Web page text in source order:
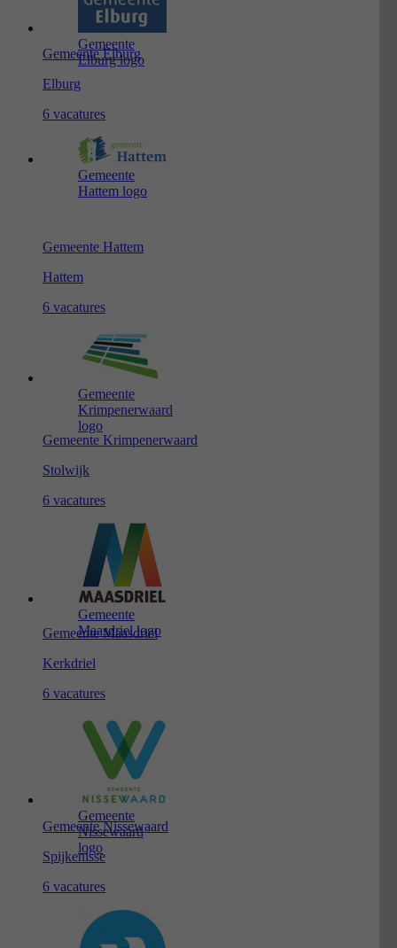
Gemeente
Elburg logo
Gemeente Elburg
Elburg
6 vacatures
Gemeente
Hattem logo
Gemeente Hattem
Hattem
6 vacatures
Gemeente
Krimpenerwaard
logo
Gemeente Krimpenerwaard
Stolwijk
6 vacatures
Gemeente
Maasdriel logo
Gemeente Maasdriel
Kerkdriel
6 vacatures
Gemeente
Nissewaard
logo
Gemeente Nissewaard
Spijkenisse
6 vacatures